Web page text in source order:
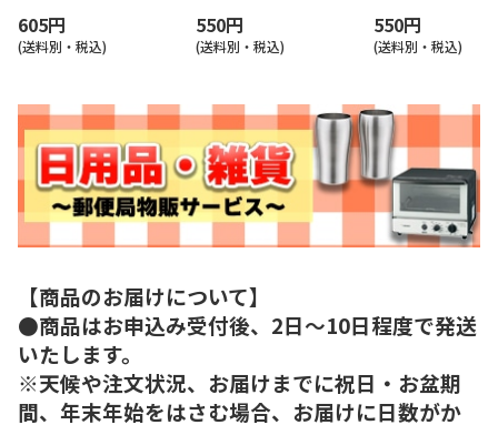
605円
(送料別・税込)
550円
(送料別・税込)
550円
(送料別・税込)
【商品のお届けについて】
●商品はお申込み受付後、2日～10日程度で発送
いたします。
※天候や注文状況、お届けまでに祝日・お盆期
間、年末年始をはさむ場合、お届けに日数がか